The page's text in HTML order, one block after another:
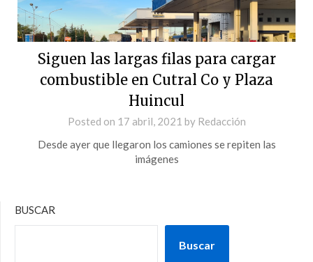
Siguen las largas filas para cargar
combustible en Cutral Co y Plaza
Huincul
Posted on 17 abril, 2021 by Redacción
Desde ayer que llegaron los camiones se repiten las
imágenes
BUSCAR
Buscar